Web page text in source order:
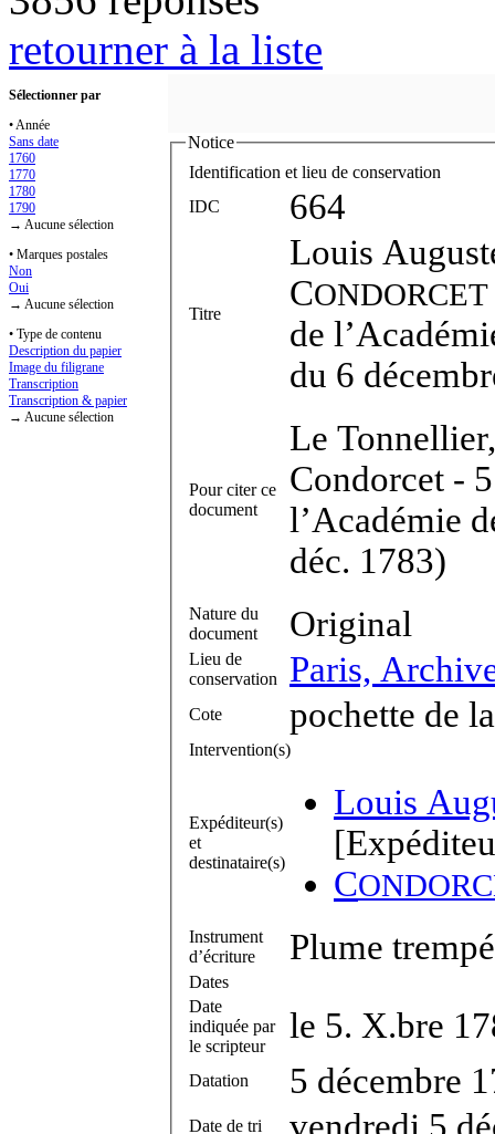
retourner à la liste
Sélectionner par
• Année
Sans date
1760
1770
1780
1790
→ Aucune sélection
• Marques postales
Non
Oui
→ Aucune sélection
• Type de contenu
Description du papier
Image du filigrane
Transcription
Transcription & papier
→ Aucune sélection
Notice
Identification et lieu de conservation
IDC
664
Titre
Louis
CONDORCET
de
du 6
Pour citer ce
document
Le
Condorcet -
l’Académie
déc. 1783)
Nature du
document
Original
Lieu de
conservation
Paris,
Cote pochette de
Intervention(s)
Expéditeur(s)
et
destinataire(s)
Louis
C
Instrument
d’écriture
Plume
Dates
Date
indiquée par
le scripteur
le 5. X.bre
Datation 5 décembre
Date de tri